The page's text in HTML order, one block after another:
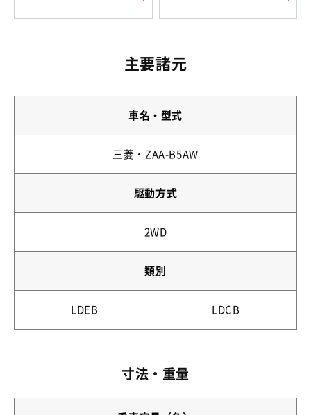
主要諸元
車名・型式
三菱・ZAA-B5AW
駆動方式
2WD
類別
LDEB LDCB
寸法・重量